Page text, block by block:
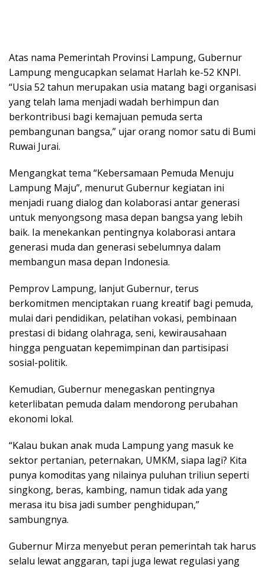
Atas nama Pemerintah Provinsi Lampung, Gubernur
Lampung mengucapkan selamat Harlah ke-52 KNPI.
“Usia 52 tahun merupakan usia matang bagi organisasi
yang telah lama menjadi wadah berhimpun dan
berkontribusi bagi kemajuan pemuda serta
pembangunan bangsa,” ujar orang nomor satu di Bumi
Ruwai Jurai.
Mengangkat tema “Kebersamaan Pemuda Menuju
Lampung Maju”, menurut Gubernur kegiatan ini
menjadi ruang dialog dan kolaborasi antar generasi
untuk menyongsong masa depan bangsa yang lebih
baik. Ia menekankan pentingnya kolaborasi antara
generasi muda dan generasi sebelumnya dalam
membangun masa depan Indonesia.
Pemprov Lampung, lanjut Gubernur, terus
berkomitmen menciptakan ruang kreatif bagi pemuda,
mulai dari pendidikan, pelatihan vokasi, pembinaan
prestasi di bidang olahraga, seni, kewirausahaan
hingga penguatan kepemimpinan dan partisipasi
sosial-politik.
Kemudian, Gubernur menegaskan pentingnya
keterlibatan pemuda dalam mendorong perubahan
ekonomi lokal.
“Kalau bukan anak muda Lampung yang masuk ke
sektor pertanian, peternakan, UMKM, siapa lagi? Kita
punya komoditas yang nilainya puluhan triliun seperti
singkong, beras, kambing, namun tidak ada yang
merasa itu bisa jadi sumber penghidupan,”
sambungnya.
Gubernur Mirza menyebut peran pemerintah tak harus
selalu lewat anggaran, tapi juga lewat regulasi yang